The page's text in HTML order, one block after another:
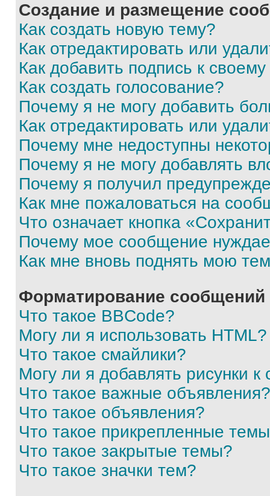
Создание и размещение
Как создать новую тему?
Как отредактировать или
Как добавить подпись к
Как создать голосование?
Почему я не могу добавить
Как отредактировать или
Почему мне недоступны
Почему я не могу добавлять
Почему я получил
Как мне пожаловаться на
Что означает кнопка
Почему мое сообщение
Как мне вновь поднять мою
Форматирование
Что такое BBCode?
Могу ли я использовать HTML?
Что такое смайлики?
Могу ли я добавлять рисунки
Что такое важные объявления?
Что такое объявления?
Что такое прикрепленные
Что такое закрытые темы?
Что такое значки тем?